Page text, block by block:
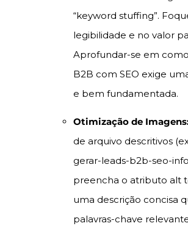
“keyword stuffing”.
legibilidade e no valor
Aprofundar-se em
B2B com SEO exige
e bem fundamentada.
Otimização de
de arquivo descritivos
gerar-leads-b2b-seo-
preencha o atributo alt
uma descrição concisa
palavras-chave